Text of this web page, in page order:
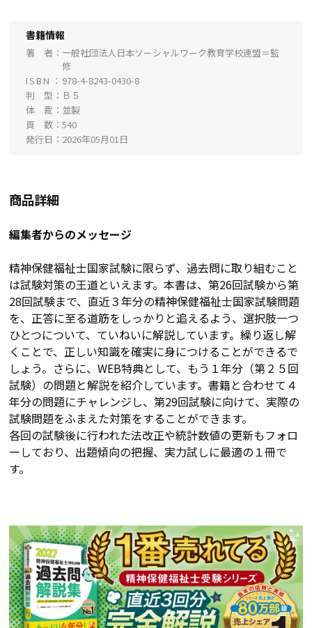
書籍情報
著 者
一般社団法人日本ソーシャルワーク教育学校連盟＝監
修
ISBN
978-4-8243-0430-8
判 型
Ｂ５
体 裁
並製
頁 数
540
発行日
2026年05月01日
商品詳細
編集者からのメッセージ
精神保健福祉士国家試験に限らず、過去問に取り組むこと
は試験対策の王道といえます。本書は、第26回試験から第
28回試験まで、直近３年分の精神保健福祉士国家試験問題
を、正答に至る道筋をしっかりと追えるよう、選択肢一つ
ひとつについて、ていねいに解説しています。繰り返し解
くことで、正しい知識を確実に身につけることができるで
しょう。さらに、WEB特典として、もう１年分（第２５回
試験）の問題と解説を紹介しています。書籍と合わせて４
年分の問題にチャレンジし、第29回試験に向けて、実際の
試験問題をふまえた対策をすることができます。
各回の試験後に行われた法改正や統計数値の更新もフォロ
ーしており、出題傾向の把握、実力試しに最適の１冊で
す。